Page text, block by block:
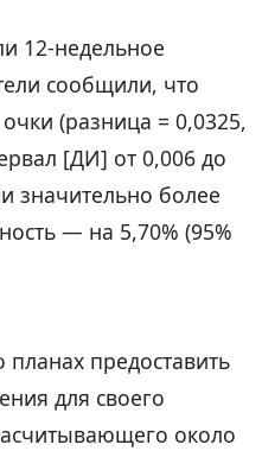
12-недельное
сообщили, что
(разница = 0,0325,
[ДИ] от 0,006 до
значительно более
— на 5,70% (95%
предоставить
для своего
около